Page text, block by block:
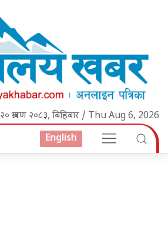
२० श्रावण २०८३, बिहिबार / Thu Aug 6, 2026
English